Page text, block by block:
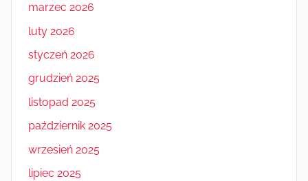
marzec 2026
luty 2026
styczeń 2026
grudzień 2025
listopad 2025
październik 2025
wrzesień 2025
lipiec 2025